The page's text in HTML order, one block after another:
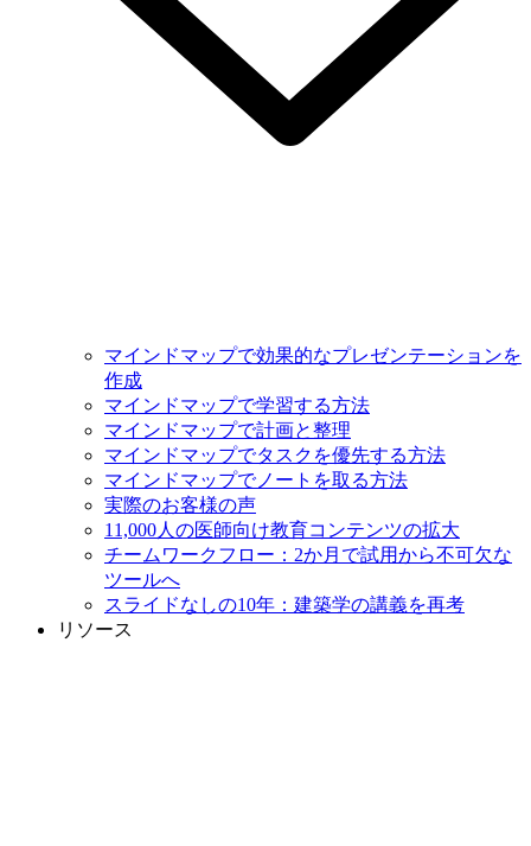
マインドマップで効果的なプレゼンテーションを
作成
マインドマップで学習する方法
マインドマップで計画と整理
マインドマップでタスクを優先する方法
マインドマップでノートを取る方法
実際のお客様の声
11,000人の医師向け教育コンテンツの拡大
チームワークフロー：2か月で試用から不可欠な
ツールへ
スライドなしの10年：建築学の講義を再考
リソース